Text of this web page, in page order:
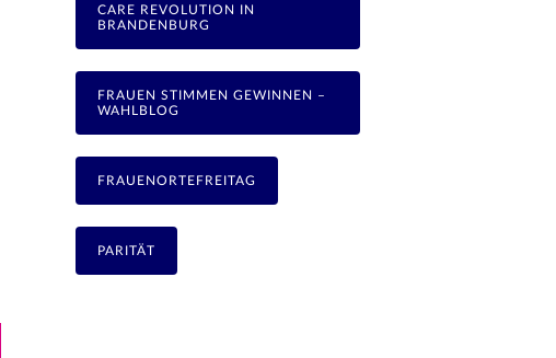
CARE REVOLUTION IN
BRANDENBURG
FRAUEN STIMMEN GEWINNEN –
WAHLBLOG
FRAUENORTEFREITAG
PARITÄT